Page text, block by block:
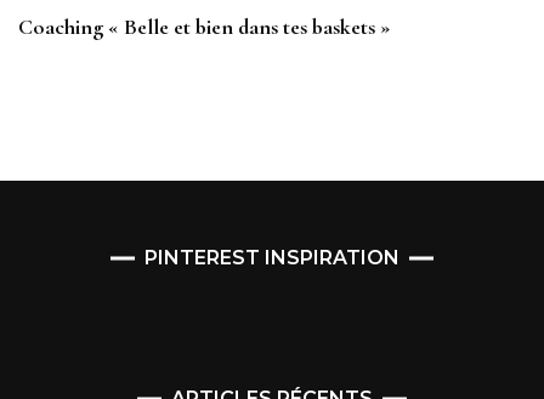
Coaching « Belle et bien dans tes baskets »
PINTEREST INSPIRATION